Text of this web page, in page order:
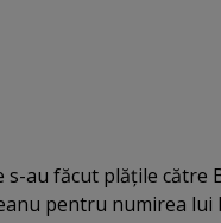
au făcut plăţile către
pentru numirea lui